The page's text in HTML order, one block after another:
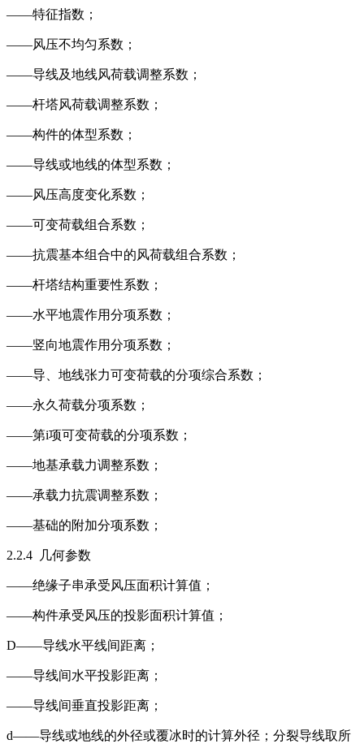
——特征指数；
——风压不均匀系数；
——导线及地线风荷载调整系数；
——杆塔风荷载调整系数；
——构件的体型系数；
——导线或地线的体型系数；
——风压高度变化系数；
——可变荷载组合系数；
——抗震基本组合中的风荷载组合系数；
——杆塔结构重要性系数；
——水平地震作用分项系数；
——竖向地震作用分项系数；
——导、地线张力可变荷载的分项综合系数；
——永久荷载分项系数；
——第i项可变荷载的分项系数；
——地基承载力调整系数；
——承载力抗震调整系数；
——基础的附加分项系数；
2.2.4 几何参数
——绝缘子串承受风压面积计算值；
——构件承受风压的投影面积计算值；
D——导线水平线间距离；
——导线间水平投影距离；
——导线间垂直投影距离；
d——导线或地线的外径或覆冰时的计算外径；分裂导线取所